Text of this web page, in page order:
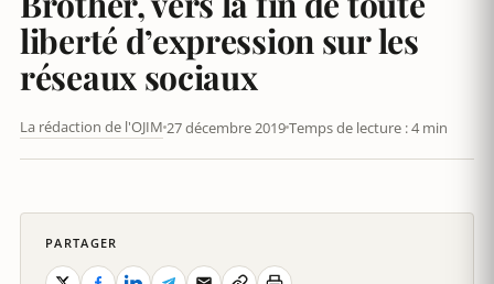
liberté d’expression sur les
réseaux sociaux
La rédaction de l'OJIM 27 décembre 2019Temps de lecture : 4 min
FACEBOOK, GOOGLE, MICROSOFT ET TWITTER RECRÉENT BIG
PARTAGER